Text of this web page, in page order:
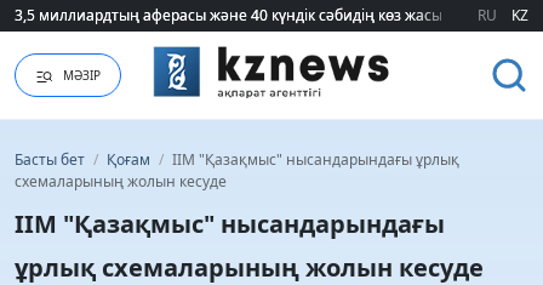
3,5 миллиардтың аферасы және 40 күндік сәбидің көз жасы:
3,5 миллиардтың аферасы және 40 күндік сәбидің көз жасы: RU KZ
МӘЗІР
Басты бет / Қоғам / ІІМ "Қазақмыс" нысандарындағы ұрлық
схемаларының жолын кесуде
ІІМ "Қазақмыс" нысандарындағы
ұрлық схемаларының жолын кесуде